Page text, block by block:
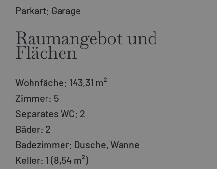
Parkart: Garage
Raumangebot und
Flächen
Wohnfäche: 143,31 m²
Zimmer: 5
Separates WC: 2
Bäder: 2
Badezimmer: Dusche, Wanne
Keller: 1 (8,54 m²)